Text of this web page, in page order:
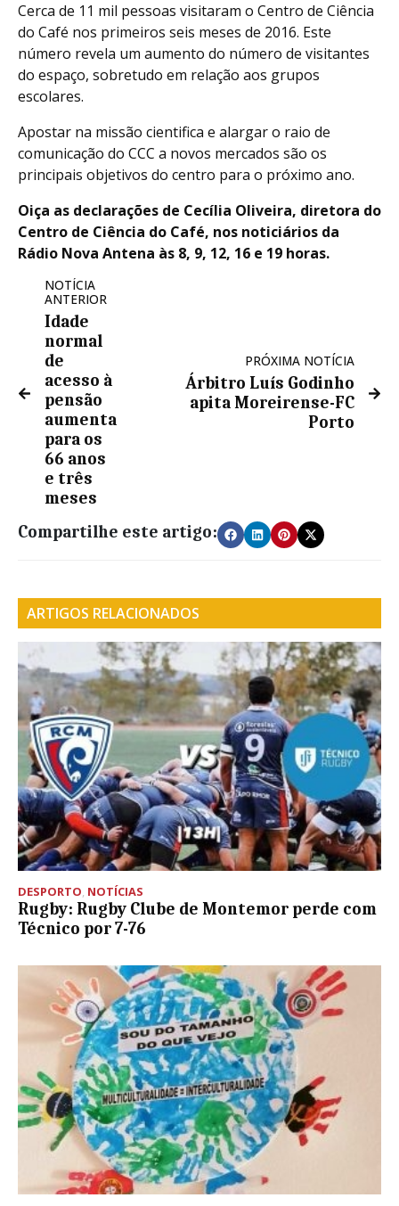
Cerca de 11 mil pessoas visitaram o Centro de Ciência
do Café nos primeiros seis meses de 2016. Este
número revela um aumento do número de visitantes
do espaço, sobretudo em relação aos grupos
escolares.
Apostar na missão cientifica e alargar o raio de
comunicação do CCC a novos mercados são os
principais objetivos do centro para o próximo ano.
Oiça as declarações de Cecília Oliveira, diretora do
Centro de Ciência do Café, nos noticiários da
Rádio Nova Antena às 8, 9, 12, 16 e 19 horas.
NOTÍCIA
ANTERIOR
Idade
normal
de
acesso à
pensão
aumenta
para os
66 anos
e três
meses
PRÓXIMA NOTÍCIA
Árbitro Luís Godinho
apita Moreirense-FC
Porto
Compartilhe este artigo:
ARTIGOS RELACIONADOS
DESPORTO, NOTÍCIAS
Rugby: Rugby Clube de Montemor perde com
Técnico por 7-76